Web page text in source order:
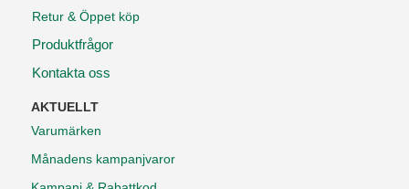
Retur & Öppet köp
Produktfrågor
Kontakta oss
AKTUELLT
Varumärken
Månadens kampanjvaror